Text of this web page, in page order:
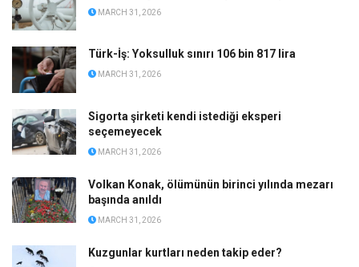
MARCH 31, 2026
Türk-İş: Yoksulluk sınırı 106 bin 817 lira
MARCH 31, 2026
Sigorta şirketi kendi istediği eksperi
seçemeyecek
MARCH 31, 2026
Volkan Konak, ölümünün birinci yılında mezarı
başında anıldı
MARCH 31, 2026
Kuzgunlar kurtları neden takip eder?